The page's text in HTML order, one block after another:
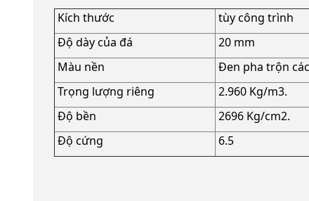
Kích thước
tùy công trình
Độ dày của đá
20 mm
Màu nền
Đen pha trộn
Trọng lượng riêng
2.960 Kg/m3.
Độ bền
2696 Kg/cm2.
Độ cứng
6.5